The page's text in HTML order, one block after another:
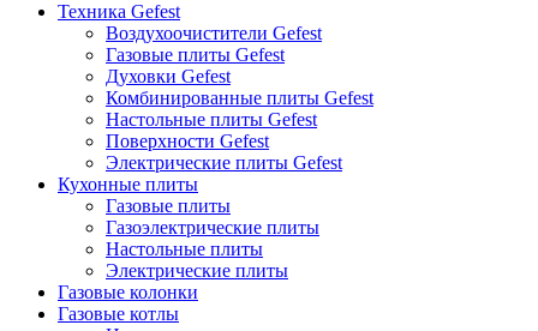
Техника Gefest
Воздухоочистители Gefest
Газовые плиты Gefest
Духовки Gefest
Комбинированные плиты Gefest
Настольные плиты Gefest
Поверхности Gefest
Электрические плиты Gefest
Кухонные плиты
Газовые плиты
Газоэлектрические плиты
Настольные плиты
Электрические плиты
Газовые колонки
Газовые котлы